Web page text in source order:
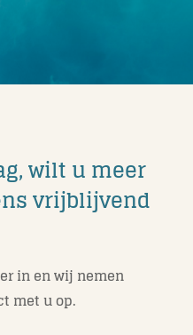
wilt u meer
vrijblijvend
in en wij nemen
met u op.